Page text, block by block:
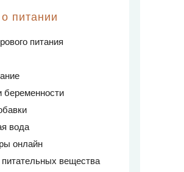
питании
питания
беременности
вода
онлайн
вещества